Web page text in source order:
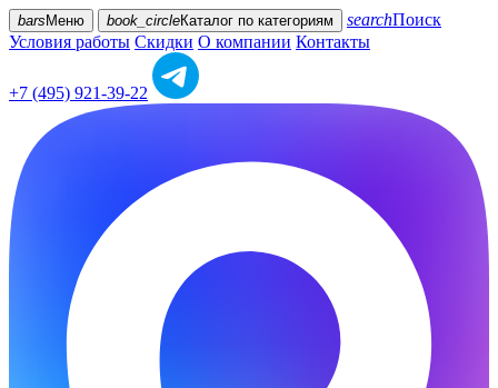
bars Меню book_circleКаталог по категориям searchПоиск
Условия работы Скидки О компании Контакты
+7 (495) 921-39-22